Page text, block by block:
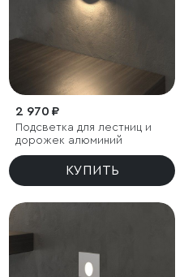
2 970 ₽
Подсветка для лестниц и
дорожек алюминий
КУПИТЬ